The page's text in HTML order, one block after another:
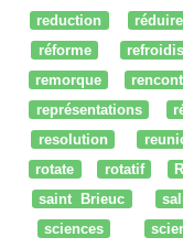
reduction
réduire
réforme
remorque
représentations
resolution
rotate
rotatif
saint Brieuc
sciences